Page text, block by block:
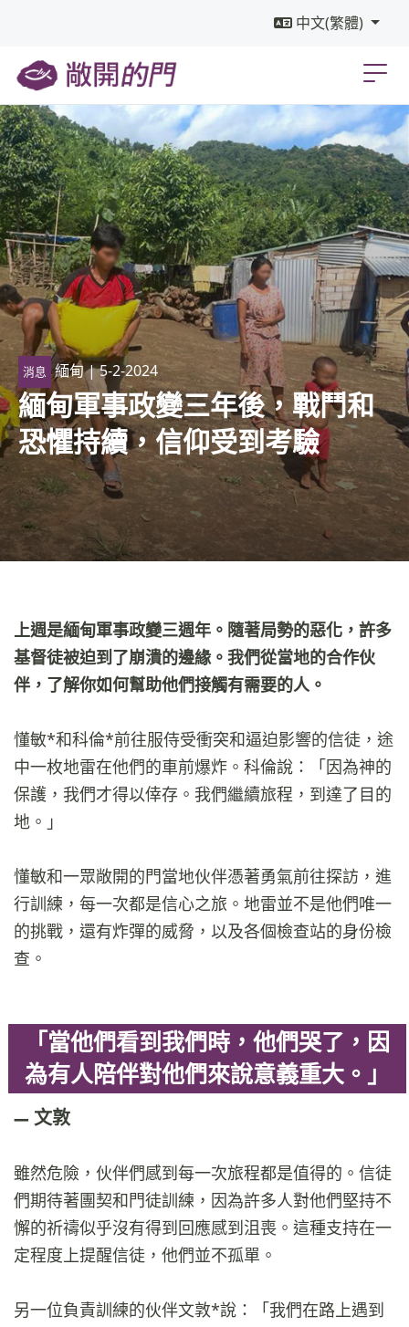
中文(繁體)
消息 緬甸| 5-2-2024
緬甸軍事政變三年後，戰鬥和
恐懼持續，信仰受到考驗
上週是緬甸軍事政變三週年。隨著局勢的惡化，許多
基督徒被迫到了崩潰的邊緣。我們從當地的合作伙
伴，了解你如何幫助他們接觸有需要的人。
懂敏*和科倫*前往服侍受衝突和逼迫影響的信徒，途
中一枚地雷在他們的車前爆炸。科倫說：「因為神的
保護，我們才得以倖存。我們繼續旅程，到達了目的
地。」
懂敏和一眾敞開的門當地伙伴憑著勇氣前往探訪，進
行訓練，每一次都是信心之旅。地雷並不是他們唯一
的挑戰，還有炸彈的威脅，以及各個檢查站的身份檢
查。
「當他們看到我們時，他們哭了，因
為有人陪伴對他們來說意義重大。」
文敦
雖然危險，伙伴們感到每一次旅程都是值得的。信徒
們期待著團契和門徒訓練，因為許多人對他們堅持不
懈的祈禱似乎沒有得到回應感到沮喪。這種支持在一
定程度上提醒信徒，他們並不孤單。
另一位負責訓練的伙伴文敦*說：「我們在路上遇到